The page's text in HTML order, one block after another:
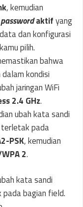
, kemudian
passwordaktifyang
dan konfigurasi
pilih.
bahwa
kondisi
jaringan WiFi
2.4 GHz.
ubah kata sandi
terletak pada
PSK, kemudian
2.